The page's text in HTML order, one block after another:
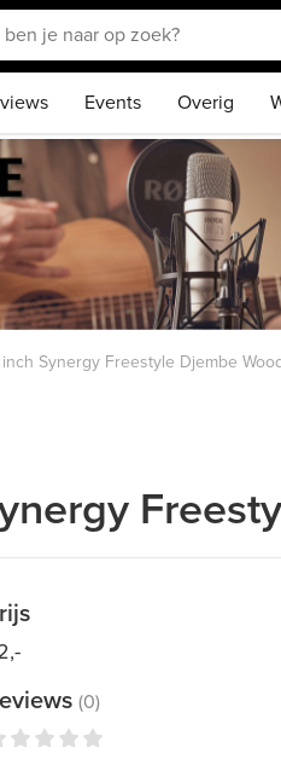
Events Overig
inch Synergy Freestyle Djembe
(0)